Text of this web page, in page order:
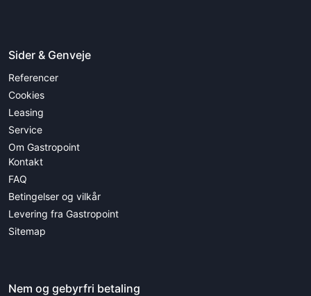
Sider & Genveje
Referencer
Cookies
Leasing
Service
Om Gastropoint
Kontakt
FAQ
Betingelser og vilkår
Levering fra Gastropoint
Sitemap
Nem og gebyrfri betaling